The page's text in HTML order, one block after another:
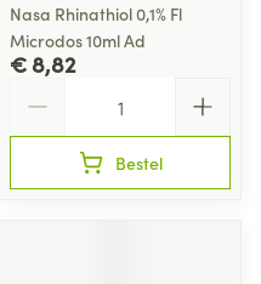
Nasa Rhinathiol 0,1% Fl
Microdos 10ml Ad
€ 8,82
Bestel